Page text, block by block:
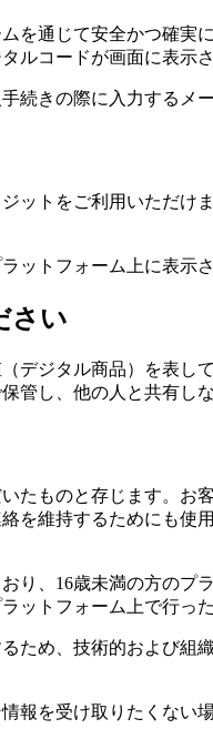
を通じて安全かつ確
ルコードが画面に表示
続きの際に入力するメ
ットをご利用いただ
ットフォーム上に表示
さい
デジタル商品）を表
管し、他の人と共有し
たものと存じます。
を維持するためにも
り、16歳未満の方の
ットフォーム上で行っ
ため、技術的および組
報を受け取りたくない